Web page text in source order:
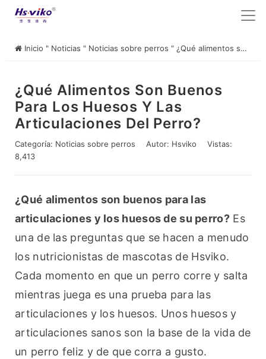
Inicio " Noticias " Noticias sobre perros " ¿Qué alimentos son buenos para los huesos y las articulaciones del perro?
¿Qué Alimentos Son Buenos
Para Los Huesos Y Las
Articulaciones Del Perro?
Categoría: Noticias sobre perros Autor: Hsviko
Vistas:
8,413
¿Qué alimentos son buenos para las
articulaciones y los huesos de su perro? Es
una de las preguntas que se hacen a menudo
los nutricionistas de mascotas de Hsviko.
Cada momento en que un perro corre y salta
mientras juega es una prueba para las
articulaciones y los huesos. Unos huesos y
articulaciones sanos son la base de la vida de
un perro feliz y de que corra a gusto.